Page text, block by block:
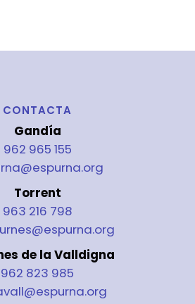
CONTACTA
Gandía
962 965 155
Torrent
963 216 798
de la Valldigna
962 823 985